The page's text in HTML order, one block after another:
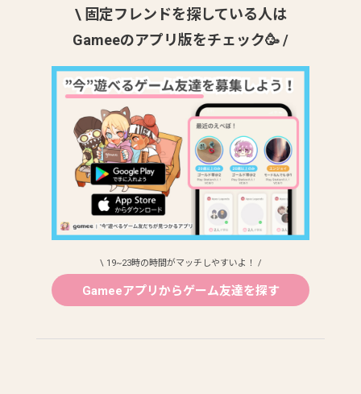
\ 固定フレンドを探している人は
Gameeのアプリ版をチェック🥳 /
\ 19~23時の時間がマッチしやすいよ！ /
Gameeアプリからゲーム友達を探す